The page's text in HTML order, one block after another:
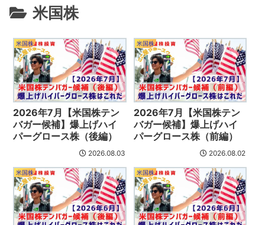
米国株
米国株
2026年7月【米国株テン
バガー候補】爆上げハイ
パーグロース株（後編）
2026.08.03
米国株
2026年7月【米国株テン
バガー候補】爆上げハイ
パーグロース株（前編）
2026.08.02
米国株 米国株